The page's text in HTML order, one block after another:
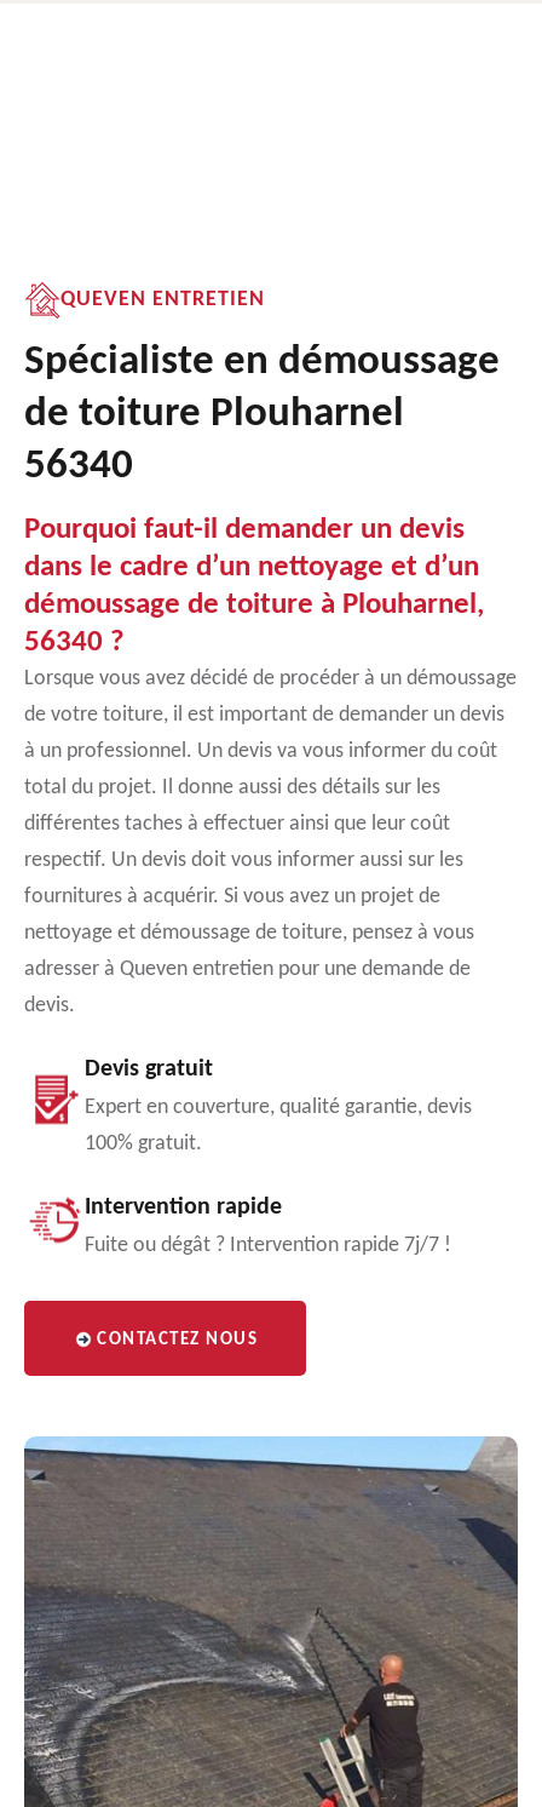
QUEVEN ENTRETIEN
Spécialiste en démoussage
de toiture Plouharnel
56340
Pourquoi faut-il demander un devis
dans le cadre d’un nettoyage et d’un
démoussage de toiture à Plouharnel,
56340 ?
Lorsque vous avez décidé de procéder à un démoussage
de votre toiture, il est important de demander un devis
à un professionnel. Un devis va vous informer du coût
total du projet. Il donne aussi des détails sur les
différentes taches à effectuer ainsi que leur coût
respectif. Un devis doit vous informer aussi sur les
fournitures à acquérir. Si vous avez un projet de
nettoyage et démoussage de toiture, pensez à vous
adresser à Queven entretien pour une demande de
devis.
Devis gratuit
Expert en couverture, qualité garantie, devis
100% gratuit.
Intervention rapide
Fuite ou dégât ? Intervention rapide 7j/7 !
CONTACTEZ NOUS